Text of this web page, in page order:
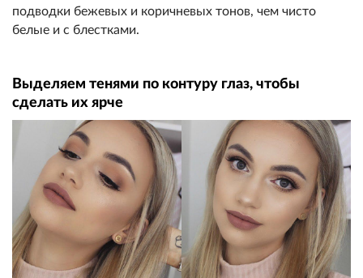
подводки бежевых и коричневых тонов, чем чисто
белые и с блестками.
Выделяем тенями по контуру глаз, чтобы
сделать их ярче